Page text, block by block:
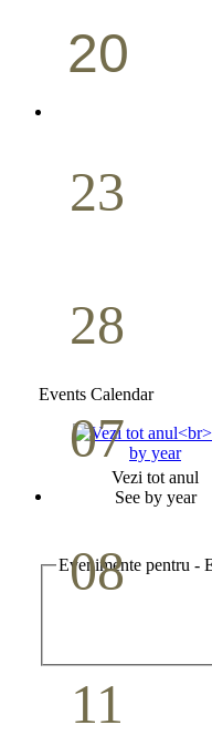
20
23
28
07 Cina
08 Studiu
11
Events Calendar
Vezi tot anul
See by year
Evenimente pentru -